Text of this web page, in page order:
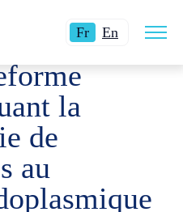
FrLangue
En Switchla
site
IPPER :
la
de
au